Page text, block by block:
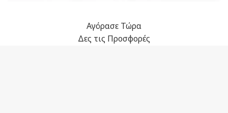
Αγόρασε Τώρα
Δες τις Προσφορές